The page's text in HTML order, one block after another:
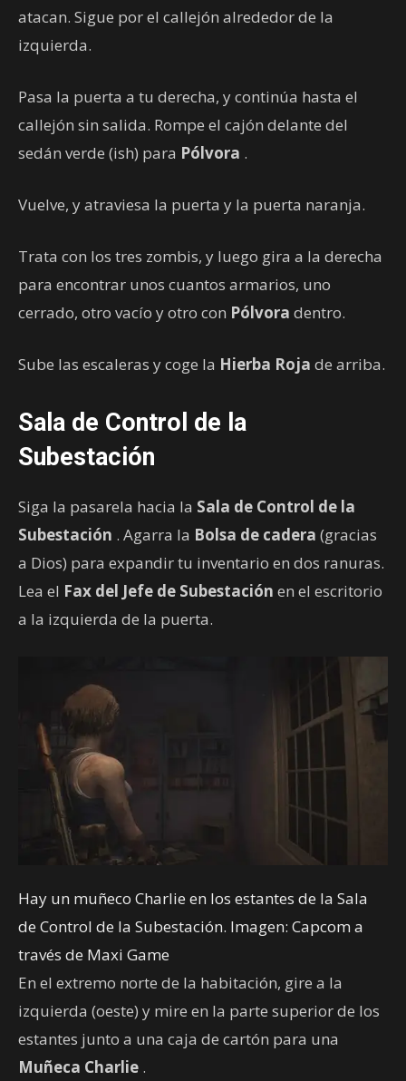
atacan. Sigue por el callejón alrededor de la
izquierda.
Pasa la puerta a tu derecha, y continúa hasta el
callejón sin salida. Rompe el cajón delante del
sedán verde (ish) para Pólvora .
Vuelve, y atraviesa la puerta y la puerta naranja.
Trata con los tres zombis, y luego gira a la derecha
para encontrar unos cuantos armarios, uno
cerrado, otro vacío y otro con Pólvora dentro.
Sube las escaleras y coge la Hierba Roja de arriba.
Sala de Control de la
Subestación
Siga la pasarela hacia la Sala de Control de la
Subestación . Agarra la Bolsa de cadera (gracias
a Dios) para expandir tu inventario en dos ranuras.
Lea el Fax del Jefe de Subestación en el escritorio
a la izquierda de la puerta.
Hay un muñeco Charlie en los estantes de la Sala
de Control de la Subestación. Imagen: Capcom a
través de Maxi Game
En el extremo norte de la habitación, gire a la
izquierda (oeste) y mire en la parte superior de los
estantes junto a una caja de cartón para una
Muñeca Charlie .